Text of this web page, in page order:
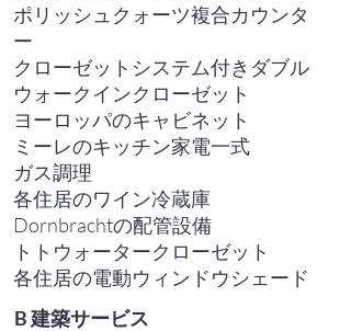
ポリッシュクォーツ複合カウンタ
ー
クローゼットシステム付きダブル
ウォークインクローゼット
ヨーロッパのキャビネット
ミーレのキッチン家電一式
ガス調理
各住居のワイン冷蔵庫
Dornbrachtの配管設備
トトウォータークローゼット
各住居の電動ウィンドウシェード
B建築サービス